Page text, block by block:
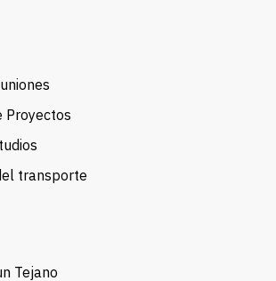
Proyectos
transporte
Tejano